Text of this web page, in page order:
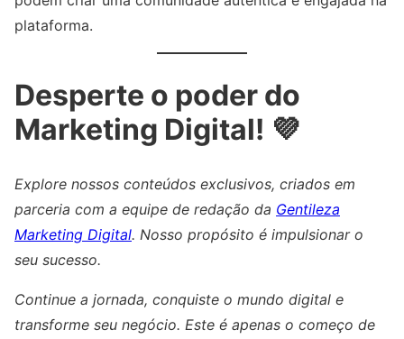
plataforma.
Desperte o poder do
Marketing Digital! 💜
Explore nossos conteúdos exclusivos, criados em
parceria com a equipe de redação da Gentileza
Marketing Digital. Nosso propósito é impulsionar o
seu sucesso.
Continue a jornada, conquiste o mundo digital e
transforme seu negócio. Este é apenas o começo de